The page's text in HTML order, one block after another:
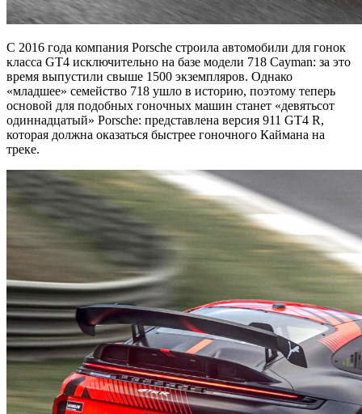
С 2016 года компания Porsche строила автомобили для гонок
класса GT4 исключительно на базе модели 718 Cayman: за это
время выпустили свыше 1500 экземпляров. Однако
«младшее» семейство 718 ушло в историю, поэтому теперь
основой для подобных гоночных машин станет «девятьсот
одиннадцатый» Porsche: представлена версия 911 GT4 R,
которая должна оказаться быстрее гоночного Каймана на
треке.